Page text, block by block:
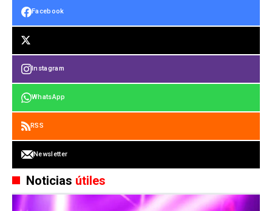
Facebook
Instagram
WhatsApp
RSS
Newsletter
Noticias útiles